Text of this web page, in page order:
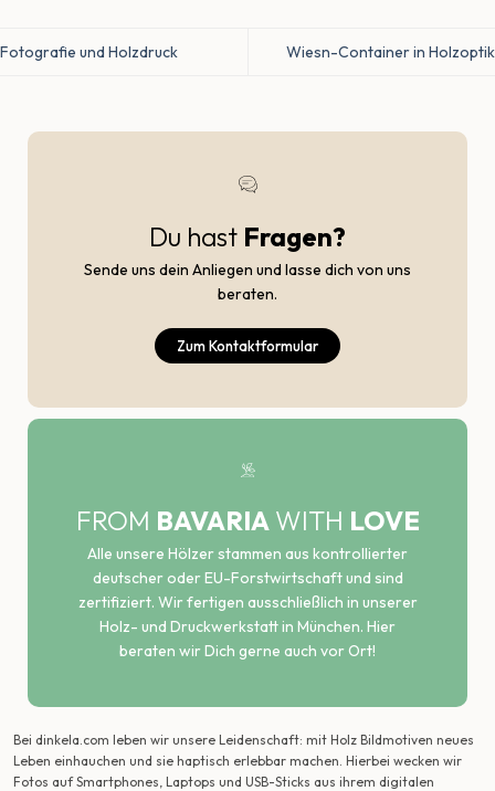
Fotografie und Holzdruck Wiesn-Container in Holzoptik
Du hast Fragen?
Sende uns dein Anliegen und lasse dich von uns
beraten.
Zum Kontaktformular
FROM BAVARIA WITH LOVE
Alle unsere Hölzer stammen aus kontrollierter
deutscher oder EU-Forstwirtschaft und sind
zertifiziert. Wir fertigen ausschließlich in unserer
Holz- und Druckwerkstatt in München. Hier
beraten wir Dich gerne auch vor Ort!
Bei dinkela.com leben wir unsere Leidenschaft: mit Holz Bildmotiven neues
Leben einhauchen und sie haptisch erlebbar machen. Hierbei wecken wir
Fotos auf Smartphones, Laptops und USB-Sticks aus ihrem digitalen